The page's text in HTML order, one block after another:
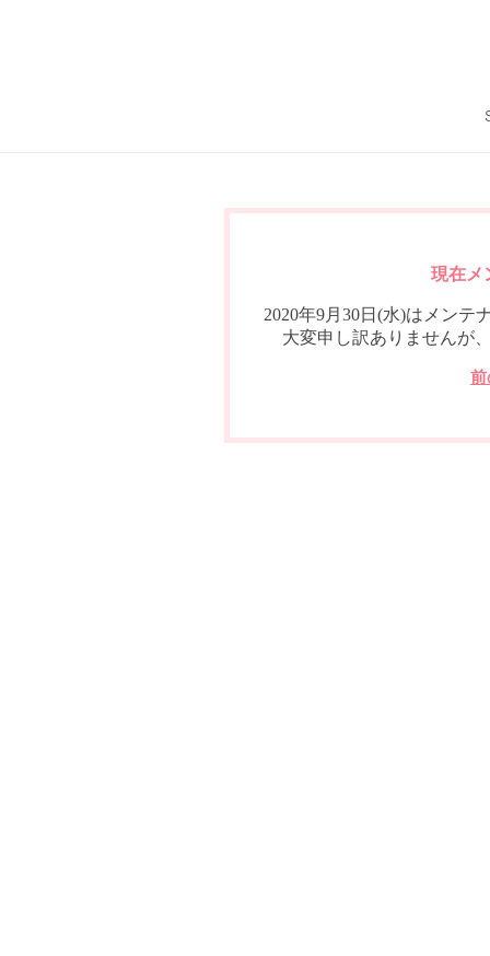
現在メ
2020年9月30日(水)はメンテ
大変申し訳ありませんが
前